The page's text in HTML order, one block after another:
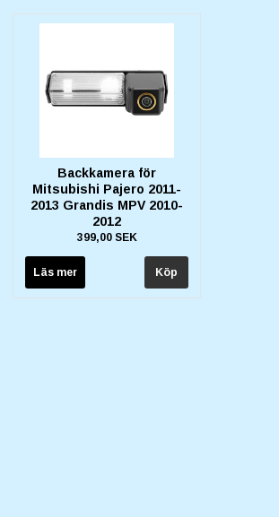
Backkamera för
Mitsubishi Pajero 2011-
2013 Grandis MPV 2010-
2012
399,00 SEK
Läs mer